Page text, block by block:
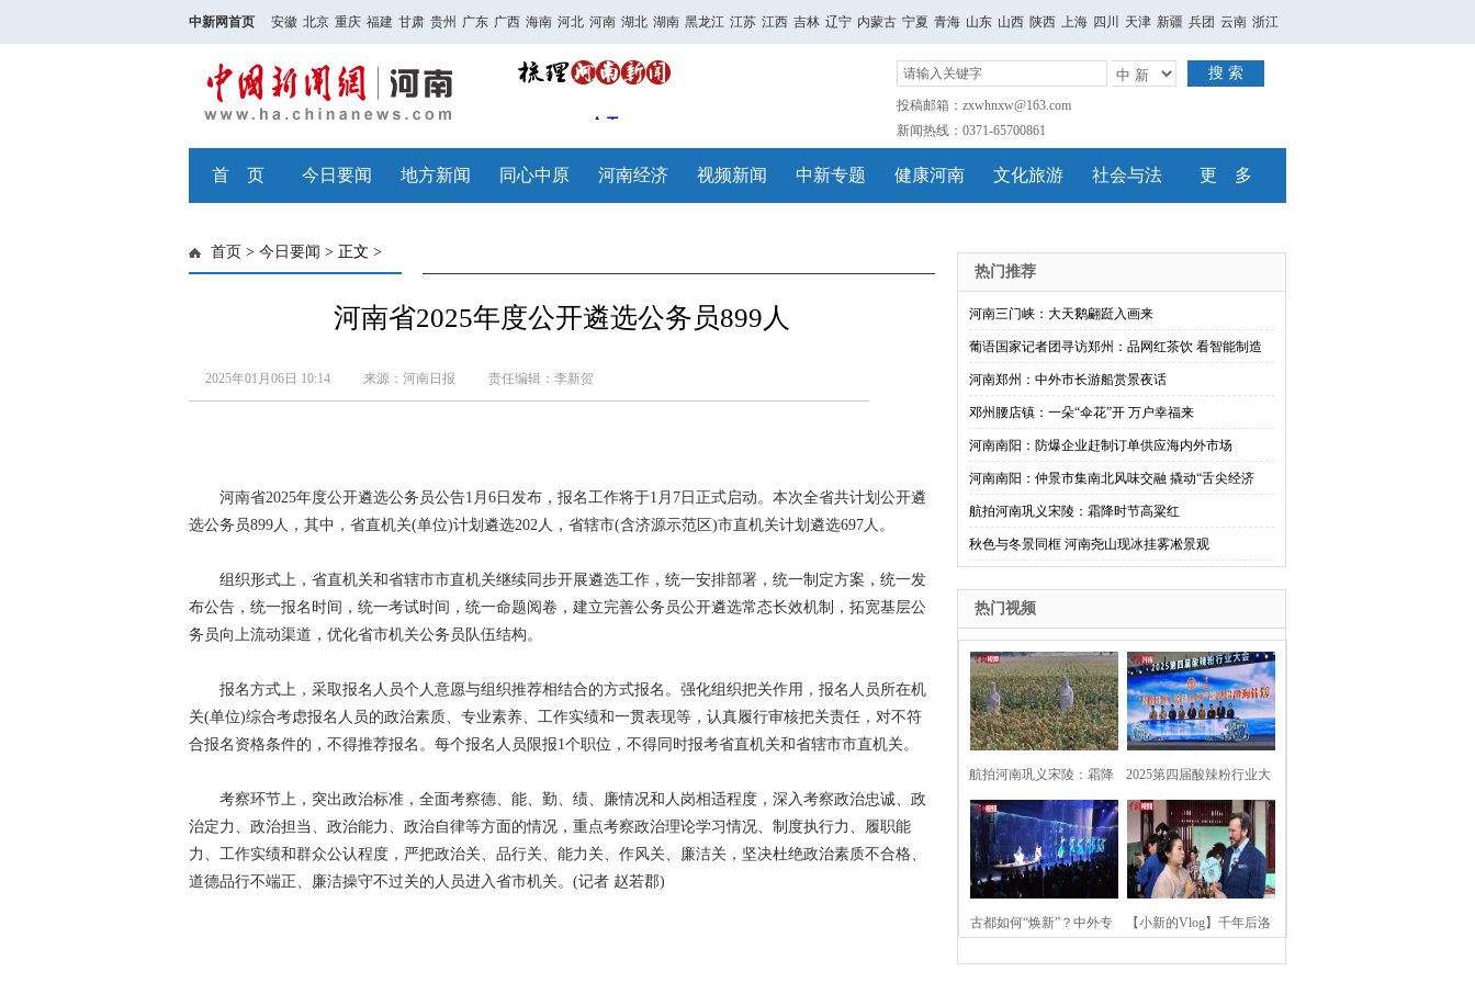
中新网首页 安徽 北京 重庆 福建 甘肃 贵州 广东 广西 海南 河北 河南 湖北 湖南 黑龙江 江苏 江西 吉林 辽宁 内蒙古 宁夏 青海 山东 山西 陕西 上海 四川 天津 新疆 兵团 云南 浙江
搜 索
投稿邮箱：zxwhnxw@163.com
新闻热线：0371-65700861
首 页 今日要闻 地方新闻 同心中原 河南经济 视频新闻 中新专题 健康河南 文化旅游 社会与法 更 多
首页 > 今日要闻 > 正文 >
河南省2025年度公开遴选公务员899人
2025年01月06日 10:14 来源：河南日报 责任编辑：李新贺
河南省2025年度公开遴选公务员公告1月6日发布，报名工作将于1月7日正式启动。本次全省共计划公开遴
选公务员899人，其中，省直机关(单位)计划遴选202人，省辖市(含济源示范区)市直机关计划遴选697人。
组织形式上，省直机关和省辖市市直机关继续同步开展遴选工作，统一安排部署，统一制定方案，统一发
布公告，统一报名时间，统一考试时间，统一命题阅卷，建立完善公务员公开遴选常态长效机制，拓宽基层公
务员向上流动渠道，优化省市机关公务员队伍结构。
报名方式上，采取报名人员个人意愿与组织推荐相结合的方式报名。强化组织把关作用，报名人员所在机
关(单位)综合考虑报名人员的政治素质、专业素养、工作实绩和一贯表现等，认真履行审核把关责任，对不符
合报名资格条件的，不得推荐报名。每个报名人员限报1个职位，不得同时报考省直机关和省辖市市直机关。
考察环节上，突出政治标准，全面考察德、能、勤、绩、廉情况和人岗相适程度，深入考察政治忠诚、政
治定力、政治担当、政治能力、政治自律等方面的情况，重点考察政治理论学习情况、制度执行力、履职能
力、工作实绩和群众公认程度，严把政治关、品行关、能力关、作风关、廉洁关，坚决杜绝政治素质不合格、
道德品行不端正、廉洁操守不过关的人员进入省市机关。(记者 赵若郡)
热门推荐
河南三门峡：大天鹅翩跹入画来
葡语国家记者团寻访郑州：品网红茶饮 看智能制造
河南郑州：中外市长游船赏景夜话
邓州腰店镇：一朵“伞花”开 万户幸福来
河南南阳：防爆企业赶制订单供应海内外市场
河南南阳：仲景市集南北风味交融 撬动“舌尖经济
航拍河南巩义宋陵：霜降时节高粱红
秋色与冬景同框 河南尧山现冰挂雾凇景观
热门视频
航拍河南巩义宋陵：霜降
时节高粱红
2025第四届酸辣粉行业大
会在河南开封举行
古都如何“焕新”？中外专 【小新的Vlog】千年后洛